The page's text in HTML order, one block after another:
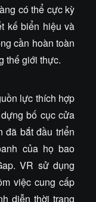
có thể cực kỳ
kế biển hiệu và
cần hoàn toàn
thế giới thực.
lực thích hợp
bố cục cửa
đã bắt đầu triển
của họ bao
VR sử dụng
việc cung cấp
diễn thời trang